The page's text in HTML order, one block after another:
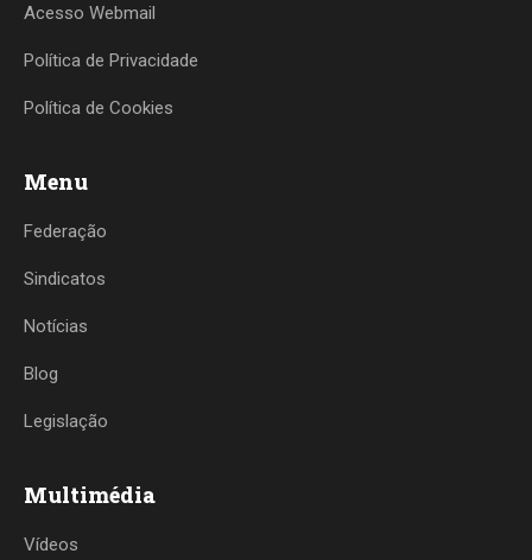
Acesso Webmail
Política de Privacidade
Política de Cookies
Menu
Federação
Sindicatos
Notícias
Blog
Legislação
Multimédia
Vídeos